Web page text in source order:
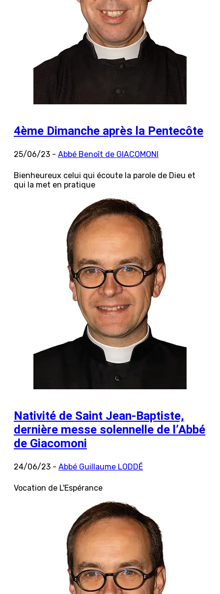
4ème Dimanche après la Pentecôte
25/06/23 - Abbé Benoît de GIACOMONI
Bienheureux celui qui écoute la parole de Dieu et
qui la met en pratique
Nativité de Saint Jean-Baptiste,
dernière messe solennelle de l’Abbé
de Giacomoni
24/06/23 - Abbé Guillaume LODDÉ
Vocation de L'Espérance